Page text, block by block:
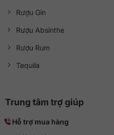
Rượu Gin
Rượu Absinthe
Rượu Rum
Tequila
Trung tâm trợ giúp
Hỗ trợ mua hàng